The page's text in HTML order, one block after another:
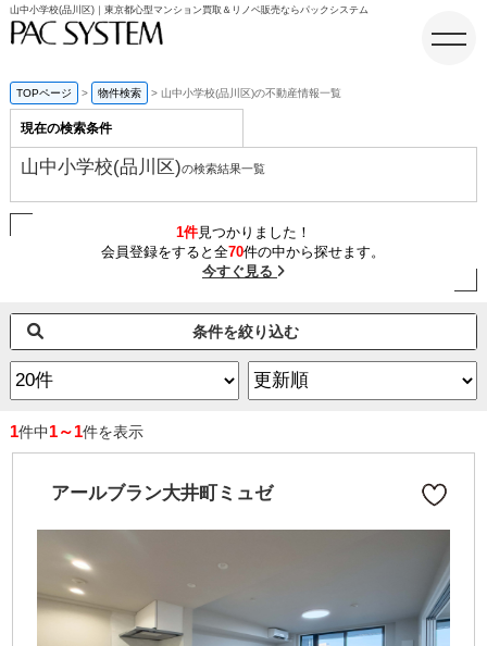
山中小学校(品川区)｜東京都心型マンション買取＆リノベ販売ならパックシステム
TOPページ 物件検索 山中小学校(品川区)の不動産情報一覧
現在の検索条件
山中小学校(品川区)の検索結果一覧
1件見つかりました！
会員登録をすると全70件の中から探せます。
今すぐ見る
条件を絞り込む
1件中1～1件を表示
アールブラン大井町ミュゼ